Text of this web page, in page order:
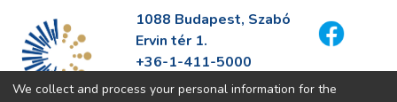
1088 Budapest, Szabó
Ervin tér 1.
+36-1-411-5000
info@fszek.hu
We collect and process your personal information for the